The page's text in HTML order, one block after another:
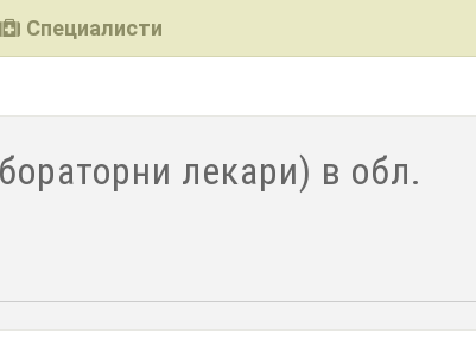
Специалисти
лекари) в обл.